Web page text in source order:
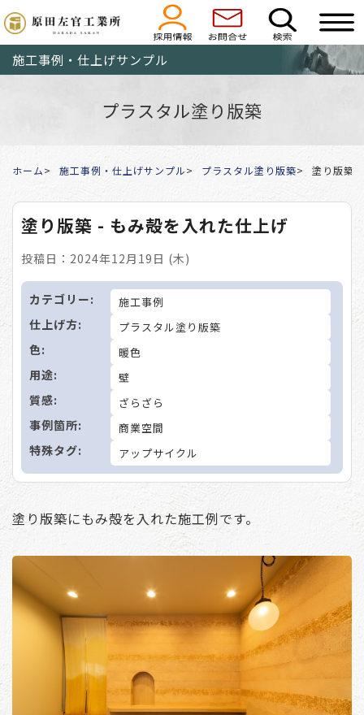
施工事例・仕上げサンプル
プラスタル塗り版築
ホーム 施工事例・仕上げサンプル プラスタル塗り版築 塗り版築
塗り版築 - もみ殻を入れた仕上げ
投稿日：2024年12月19日 (木)
カテゴリー: 施工事例
仕上げ方: プラスタル塗り版築
色: 暖色
用途: 壁
質感: ざらざら
事例箇所: 商業空間
特殊タグ: アップサイクル
塗り版築にもみ殻を入れた施工例です。